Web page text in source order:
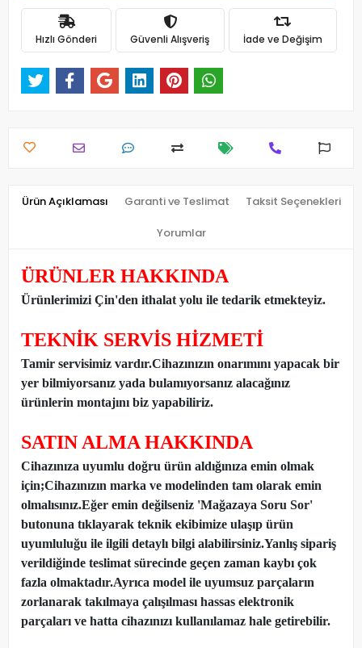
Hızlı Gönderi Güvenli Alışveriş İade ve Değişim
Ürün Açıklaması Garanti ve Teslimat Taksit Seçenekleri
Yorumlar
ÜRÜNLER HAKKINDA
Ürünlerimizi Çin'den ithalat yolu ile tedarik etmekteyiz.
TEKNİK SERVİS HİZMETİ
Tamir servisimiz vardır.Cihazınızın onarımını yapacak bir
yer bilmiyorsanız yada bulamıyorsanız alacağınız
ürünlerin montajını biz yapabiliriz.
SATIN ALMA HAKKINDA
Cihazınıza uyumlu doğru ürün aldığınıza emin olmak
için;Cihazınızın marka ve modelinden tam olarak emin
olmalısınız.Eğer emin değilseniz 'Mağazaya Soru Sor'
butonuna tıklayarak teknik ekibimize ulaşıp ürün
uyumluluğu ile ilgili detaylı bilgi alabilirsiniz.Yanlış sipariş
verildiğinde teslimat sürecinde geçen zaman kaybı çok
fazla olmaktadır.Ayrıca model ile uyumsuz parçaların
zorlanarak takılmaya çalışılması hassas elektronik
parçaları ve hatta cihazınızı kullanılamaz hale getirebilir.